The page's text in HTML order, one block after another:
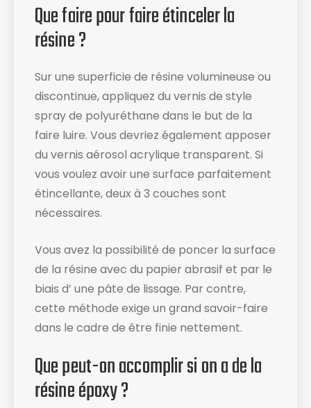
Que faire pour faire étinceler la
résine ?
Sur une superficie de résine volumineuse ou
discontinue, appliquez du vernis de style
spray de polyuréthane dans le but de la
faire luire. Vous devriez également apposer
du vernis aérosol acrylique transparent. Si
vous voulez avoir une surface parfaitement
étincellante, deux à 3 couches sont
nécessaires.
Vous avez la possibilité de poncer la surface
de la résine avec du papier abrasif et par le
biais d’ une pâte de lissage. Par contre,
cette méthode exige un grand savoir-faire
dans le cadre de être finie nettement.
Que peut-on accomplir si on a de la
résine époxy ?